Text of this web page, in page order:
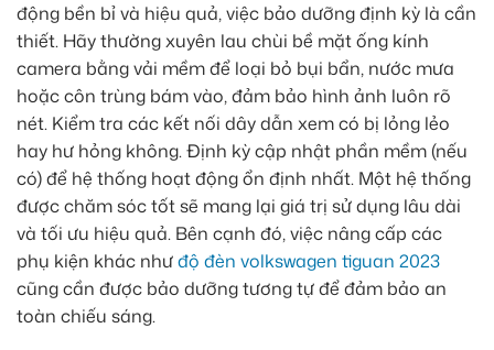
động bền bỉ và hiệu quả, việc bảo dưỡng định kỳ là cần
thiết. Hãy thường xuyên lau chùi bề mặt ống kính
camera bằng vải mềm để loại bỏ bụi bẩn, nước mưa
hoặc côn trùng bám vào, đảm bảo hình ảnh luôn rõ
nét. Kiểm tra các kết nối dây dẫn xem có bị lỏng lẻo
hay hư hỏng không. Định kỳ cập nhật phần mềm (nếu
có) để hệ thống hoạt động ổn định nhất. Một hệ thống
được chăm sóc tốt sẽ mang lại giá trị sử dụng lâu dài
và tối ưu hiệu quả. Bên cạnh đó, việc nâng cấp các
phụ kiện khác nhưđộ đèn volkswagen tiguan 2023
cũng cần được bảo dưỡng tương tự để đảm bảo an
toàn chiếu sáng.